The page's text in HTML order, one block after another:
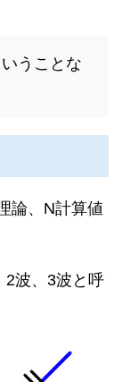
うことな
論、N計算値
2波、3波と呼